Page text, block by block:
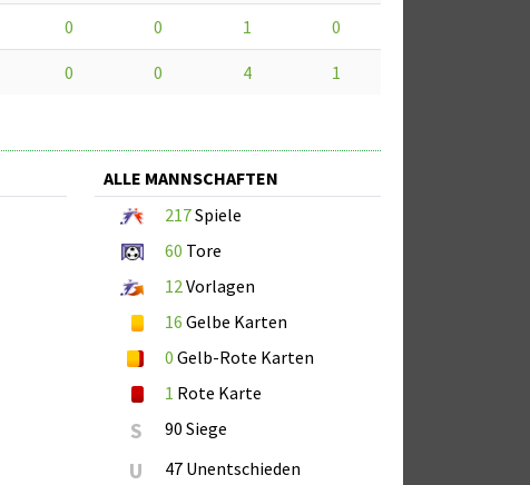
0 0 1 0
0 0 4 1
ALLE MANNSCHAFTEN
217Spiele
60 Tore
12 Vorlagen
16 Gelbe Karten
0 Gelb-Rote Karten
1 Rote Karte
S 90 Siege
U 47 Unentschieden